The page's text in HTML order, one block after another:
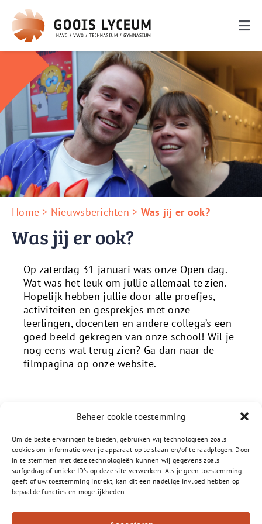
Beheer cookie toestemming
Om de beste ervaringen te bieden, gebruiken wij technologieën zoals
cookies om informatie over je apparaat op te slaan en/of te raadplegen. Door
in te stemmen met deze technologieën kunnen wij gegevens zoals
surfgedrag of unieke ID's op deze site verwerken. Als je geen toestemming
geeft of uw toestemming intrekt, kan dit een nadelige invloed hebben op
bepaalde functies en mogelijkheden.
naar
inhoud
De school
Onderwijs
Ouders
Leerlingen
Nieuwe leerlingen
Zoeken
Home > Nieuwsberichten > Was jij er ook?
Was jij er ook?
Op zaterdag 31 januari was onze Open dag.
Wat was het leuk om jullie allemaal te zien.
Hopelijk hebben jullie door alle proefjes,
activiteiten en gesprekjes met onze
leerlingen, docenten en andere collega’s een
goed beeld gekregen van onze school! Wil je
nog eens wat terug zien? Ga dan naar de
filmpagina op onze website.